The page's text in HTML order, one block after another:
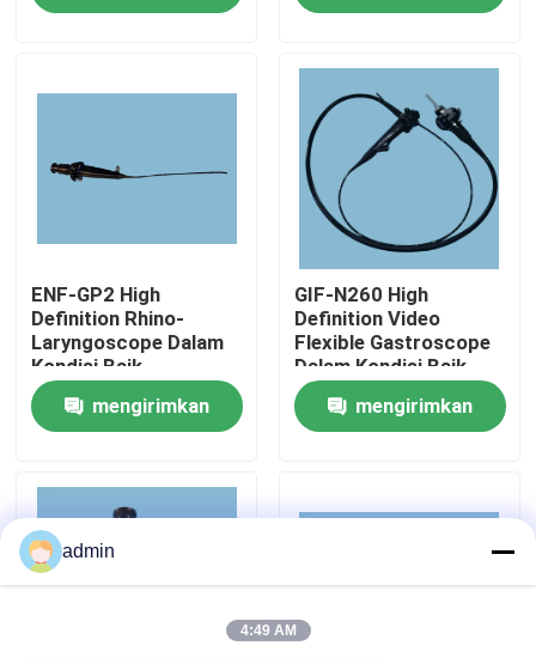
Kontrol Kualitas
Hubungi Kami
endoskopi medis
ENF-GP2 High
Definition Rhino-
Laryngoscope Dalam
Kondisi Baik
mengirimkan
GIF-N260 High
Definition Video
Flexible Gastroscope
Dalam Kondisi Baik
mengirimkan
admin
4:49 AM